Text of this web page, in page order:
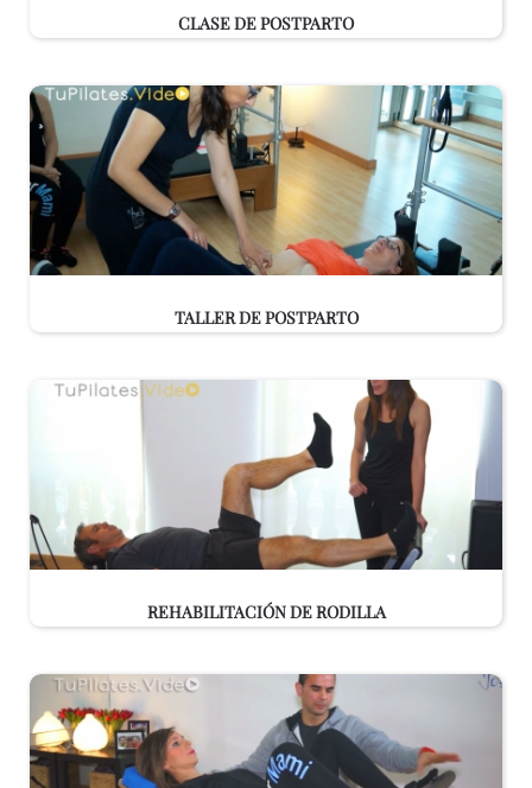
CLASE DE POSTPARTO
TALLER DE POSTPARTO
REHABILITACIÓN DE RODILLA